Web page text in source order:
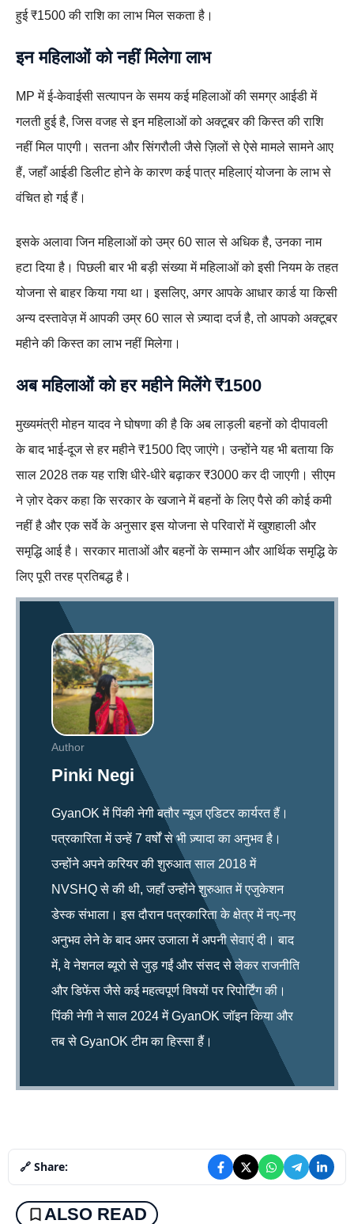
हुई ₹1500 की राशि का लाभ मिल सकता है।
इन महिलाओं को नहीं मिलेगा लाभ
MP में ई-केवाईसी सत्यापन के समय कई महिलाओं की समग्र आईडी में
गलती हुई है, जिस वजह से इन महिलाओं को अक्टूबर की किस्त की राशि
नहीं मिल पाएगी। सतना और सिंगरौली जैसे ज़िलों से ऐसे मामले सामने आए
हैं, जहाँ आईडी डिलीट होने के कारण कई पात्र महिलाएं योजना के लाभ से
वंचित हो गई हैं।
इसके अलावा जिन महिलाओं को उम्र 60 साल से अधिक है, उनका नाम
हटा दिया है। पिछली बार भी बड़ी संख्या में महिलाओं को इसी नियम के तहत
योजना से बाहर किया गया था। इसलिए, अगर आपके आधार कार्ड या किसी
अन्य दस्तावेज़ में आपकी उम्र 60 साल से ज़्यादा दर्ज है, तो आपको अक्टूबर
महीने की किस्त का लाभ नहीं मिलेगा।
अब महिलाओं को हर महीने मिलेंगे₹1500
मुख्यमंत्री मोहन यादव ने घोषणा की है कि अब लाड़ली बहनों को दीपावली
के बाद भाई-दूज से हर महीने ₹1500 दिए जाएंगे। उन्होंने यह भी बताया कि
साल 2028 तक यह राशि धीरे-धीरे बढ़ाकर ₹3000 कर दी जाएगी। सीएम
ने ज़ोर देकर कहा कि सरकार के खजाने में बहनों के लिए पैसे की कोई कमी
नहीं है और एक सर्वे के अनुसार इस योजना से परिवारों में खुशहाली और
समृद्धि आई है। सरकार माताओं और बहनों के सम्मान और आर्थिक समृद्धि के
लिए पूरी तरह प्रतिबद्ध है।
Author
Pinki Negi
GyanOK में पिंकी नेगी बतौर न्यूज एडिटर कार्यरत हैं।
पत्रकारिता में उन्हें 7 वर्षों से भी ज़्यादा का अनुभव है।
उन्होंने अपने करियर की शुरुआत साल 2018 में
NVSHQ से की थी, जहाँ उन्होंने शुरुआत में एजुकेशन
डेस्क संभाला। इस दौरान पत्रकारिता के क्षेत्र में नए-नए
अनुभव लेने के बाद अमर उजाला में अपनी सेवाएं दी। बाद
में, वे नेशनल ब्यूरो से जुड़ गईं और संसद से लेकर राजनीति
और डिफेंस जैसे कई महत्वपूर्ण विषयों पर रिपोर्टिंग की।
पिंकी नेगी ने साल 2024 में GyanOK जॉइन किया और
तब से GyanOK टीम का हिस्सा हैं।
🔗 Share:
ALSO READ